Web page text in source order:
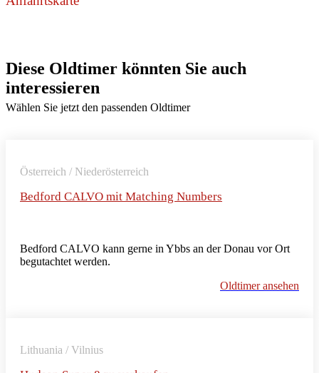
Diese Oldtimer könnten Sie auch
interessieren
Wählen Sie jetzt den passenden Oldtimer
Österreich / Niederösterreich
Bedford CALVO mit Matching Numbers
Bedford CALVO kann gerne in Ybbs an der Donau vor Ort
begutachtet werden.
Oldtimer ansehen
Lithuania / Vilnius